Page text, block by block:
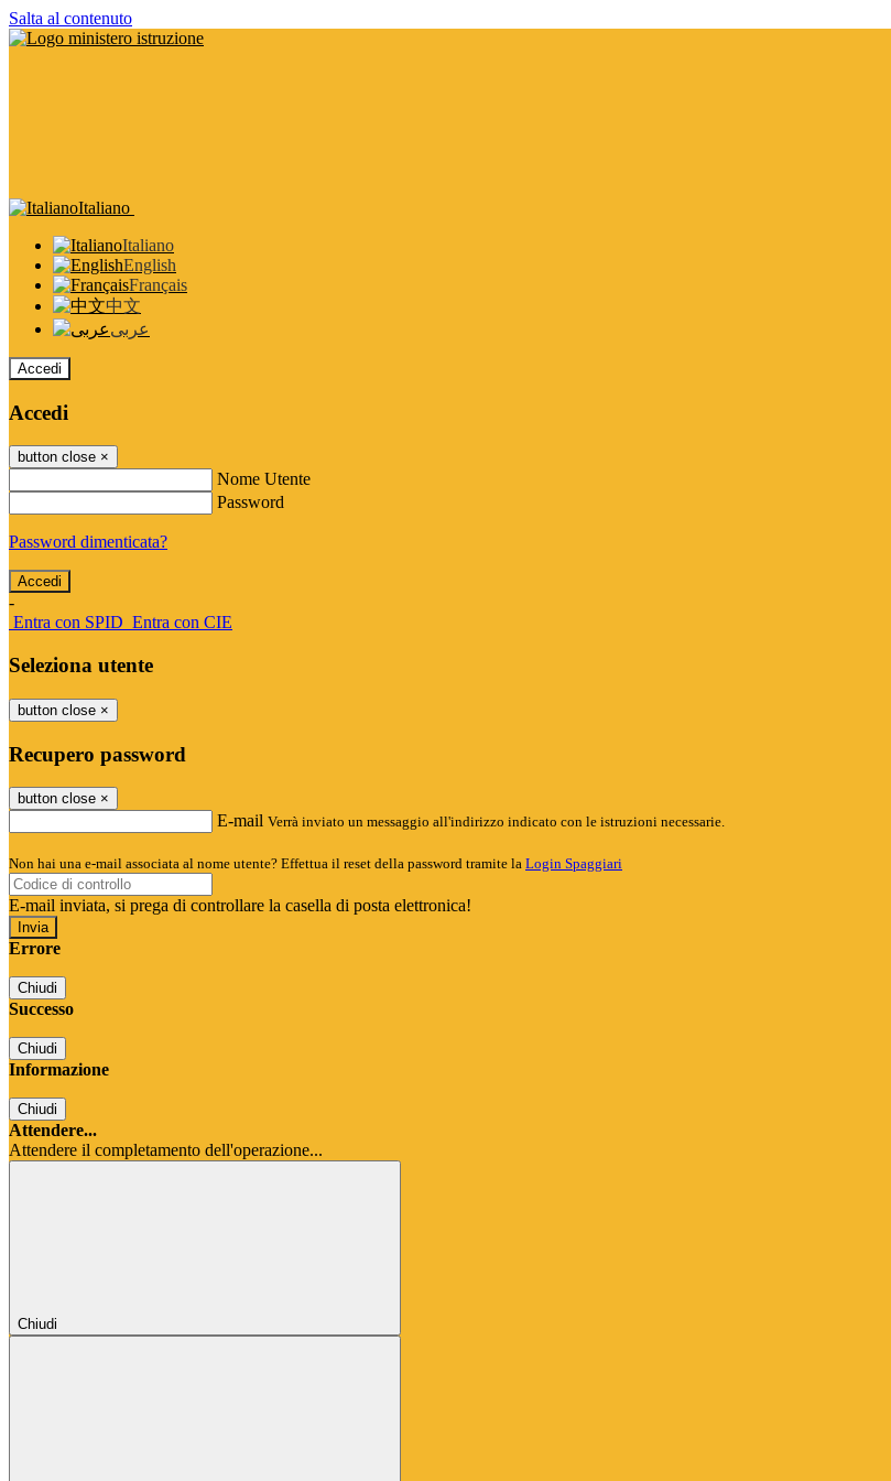
Salta al contenuto
Italiano
Italiano
English
Français
中文
عربى
Accedi
Accedi
button close ×
Nome Utente
Password
Password dimenticata?
-
Entra con SPID Entra con CIE
Seleziona utente
button close ×
Recupero password
button close ×
E-mail Verrà inviato un messaggio all'indirizzo indicato con le istruzioni necessarie.
Non hai una e-mail associata al nome utente? Effettua il reset della password tramite la Login Spaggiari
E-mail inviata, si prega di controllare la casella di posta elettronica!
Errore
Chiudi
Successo
Chiudi
Informazione
Chiudi
Attendere...
Attendere il completamento dell'operazione...
Chiudi